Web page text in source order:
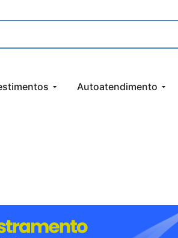
Autoatendimento